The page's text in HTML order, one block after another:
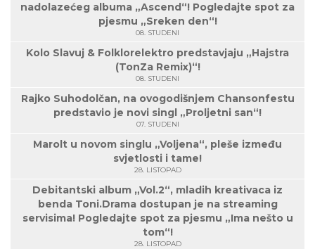
nadolazećeg albuma „Ascend“! Pogledajte spot za
pjesmu „Sreken den“!
08. STUDENI
Kolo Slavuj & Folklorelektro predstavjaju „Hajstra
(TonZa Remix)“!
08. STUDENI
Rajko Suhodolčan, na ovogodišnjem Chansonfestu
predstavio je novi singl „Proljetni san“!
07. STUDENI
Marolt u novom singlu „Voljena“, pleše između
svjetlosti i tame!
28. LISTOPAD
Debitantski album „Vol.2“, mladih kreativaca iz
benda Toni.Drama dostupan je na streaming
servisima! Pogledajte spot za pjesmu „Ima nešto u
tom“!
28. LISTOPAD